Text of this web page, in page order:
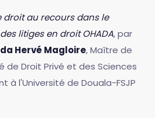
droit au recours dans le
litiges en droit OHADA, par
Hervé Magloire, Maître de
de Droit Privé et des Sciences
à l'Université de Douala-FSJP